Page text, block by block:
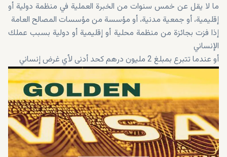
ما لا يقل عن خمس سنوات من الخبرة العملية في منظمة دولية أو
إقليمية، أو جمعية مدنية، أو مؤسسة من مؤسسات المصالح العامة
إذا فزت بجائزة من منظمة محلية أو إقليمية أو دولية بسبب عملك
الإنساني
أو عندما تتبرع بمبلغ 2 مليون درهم كحد أدنى لأي غرض إنساني